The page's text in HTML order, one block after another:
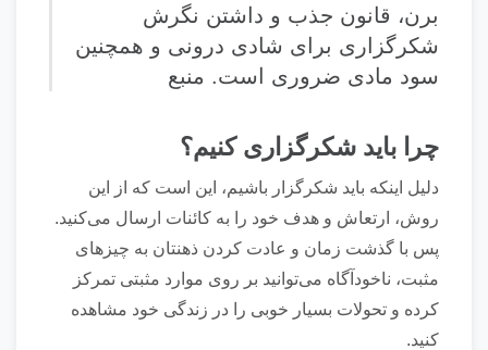
برن، قانون جذب و داشتن نگرش
شکرگزاری برای شادی درونی و همچنین
سود مادی ضروری است. منبع
چرا باید شکرگزاری کنیم؟
دلیل اینکه باید شکرگزار باشیم، این است که از این
روش، ارتعاش و هدف خود را به کائنات ارسال می‌کنید.
پس با گذشت زمان و عادت کردن ذهنتان به چیز‌های
مثبت، ناخودآگاه می‌توانید بر روی موارد مثبتی تمرکز
کرده و تحولات بسیار خوبی را در زندگی خود مشاهده
کنید.